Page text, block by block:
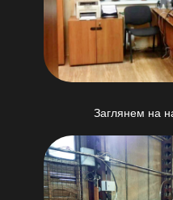
Заглянем на